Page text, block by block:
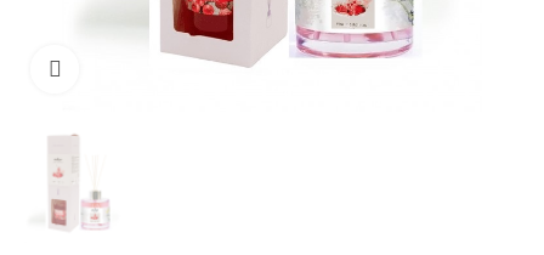
Cliquez pour agrandir